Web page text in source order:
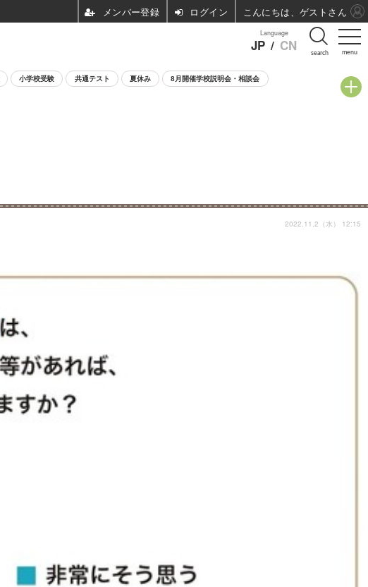
menu
Language
JP / CN search
小学校受験 共通テスト 夏休み 8月開催学校説明会・相談会
2022.11.2（水） 12:15
ログイン こんにちは、ゲストさん